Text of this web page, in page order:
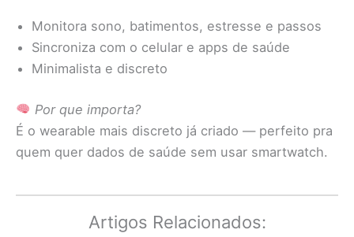
Monitora sono, batimentos, estresse e passos
Sincroniza com o celular e apps de saúde
Minimalista e discreto
Por que importa?
É o wearable mais discreto já criado — perfeito pra
quem quer dados de saúde sem usar smartwatch.
Artigos Relacionados: